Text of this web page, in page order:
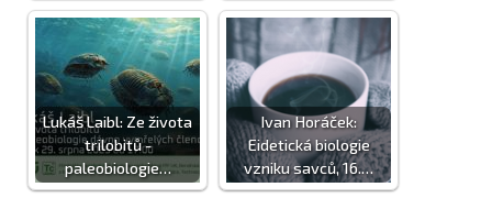
Lukáš Laibl: Ze života
trilobitů -
paleobiologie…
Ivan Horáček:
Eidetická biologie
vzniku savců, 16.…